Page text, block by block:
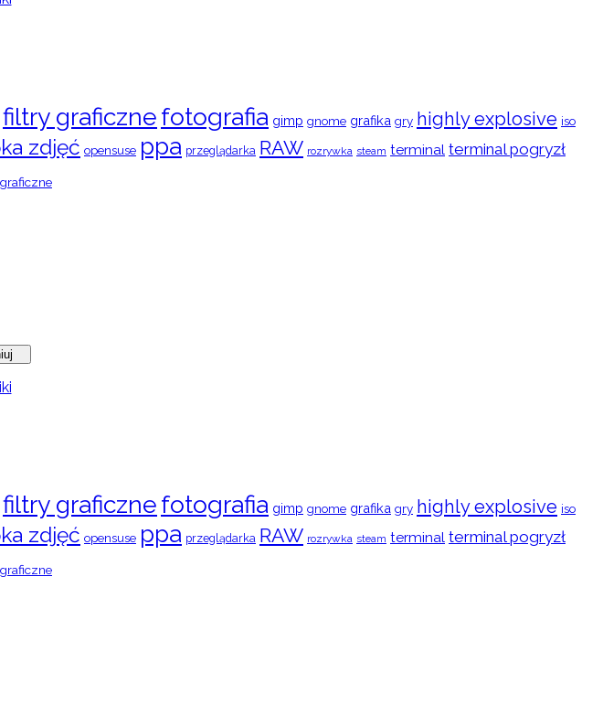
filtry graficznefotografia gimp gnome grafika gry highly explosive iso
zdjęć opensuse ppa przeglądarka RAW rozrywka steam terminal terminal pogryzł
filtry graficznefotografia gimp gnome grafika gry highly explosive iso
zdjęć opensuse ppa przeglądarka RAW rozrywka steam terminal terminal pogryzł